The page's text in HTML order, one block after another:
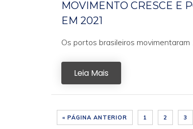
MOVIMENTO CRESCE E
EM 2021
Os portos brasileiros
Leia Mais
« PÁGINA ANTERIOR 1 2 3